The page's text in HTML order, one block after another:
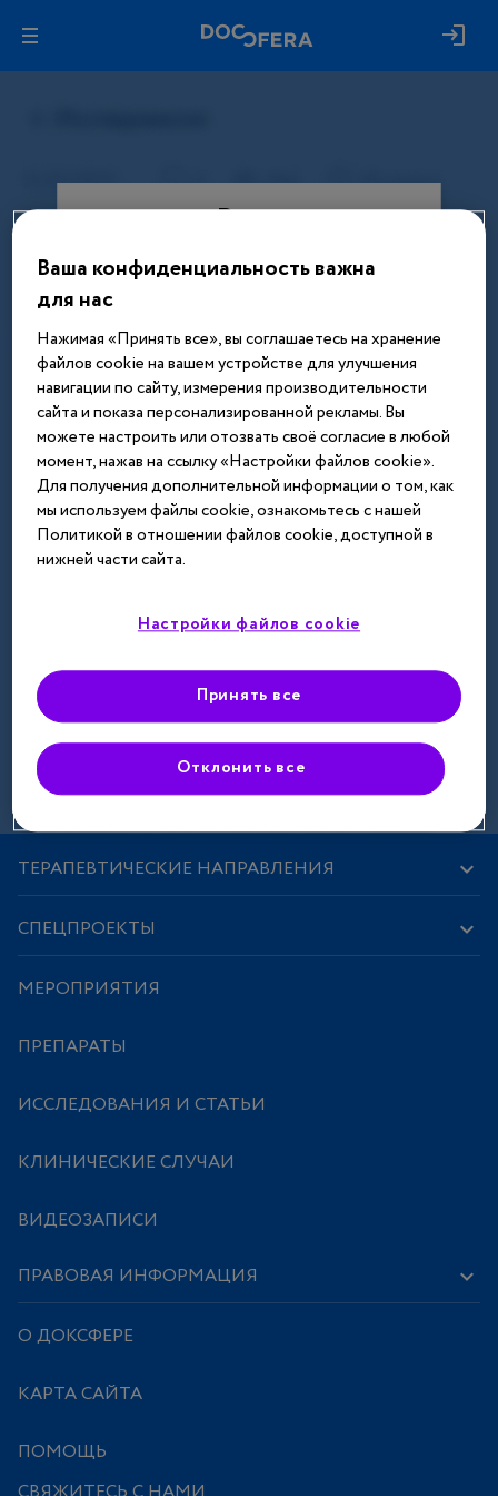
Вход
Этот материал доступен только
после авторизации. Войдите или
зарегистрируйтесь, чтобы получить
доступ ко всем материалам сайта
Введите телефон или email
Далее
Зарегистрироваться
ТЕРАПЕВТИЧЕСКИЕ НАПРАВЛЕНИЯ
СПЕЦПРОЕКТЫ
МЕРОПРИЯТИЯ
ПРЕПАРАТЫ
ИССЛЕДОВАНИЯ И СТАТЬИ
КЛИНИЧЕСКИЕ СЛУЧАИ
ВИДЕОЗАПИСИ
ПРАВОВАЯ ИНФОРМАЦИЯ
О ДОКСФЕРЕ
КАРТА САЙТА
ПОМОЩЬ
Ваша конфиденциальность важна
для нас
Нажимая «Принять все», вы соглашаетесь на хранение
файлов cookie на вашем устройстве для улучшения
навигации по сайту, измерения производительности
сайта и показа персонализированной рекламы. Вы
можете настроить или отозвать своё согласие в любой
момент, нажав на ссылку «Настройки файлов cookie».
Для получения дополнительной информации о том, как
мы используем файлы cookie, ознакомьтесь с нашей
Политикой в отношении файлов cookie, доступной в
нижней части сайта.
Настройки файлов cookie
Отклонить все
Принять все